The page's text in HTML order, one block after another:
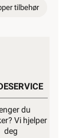
tilbehør
du
Vi hjelper
deg